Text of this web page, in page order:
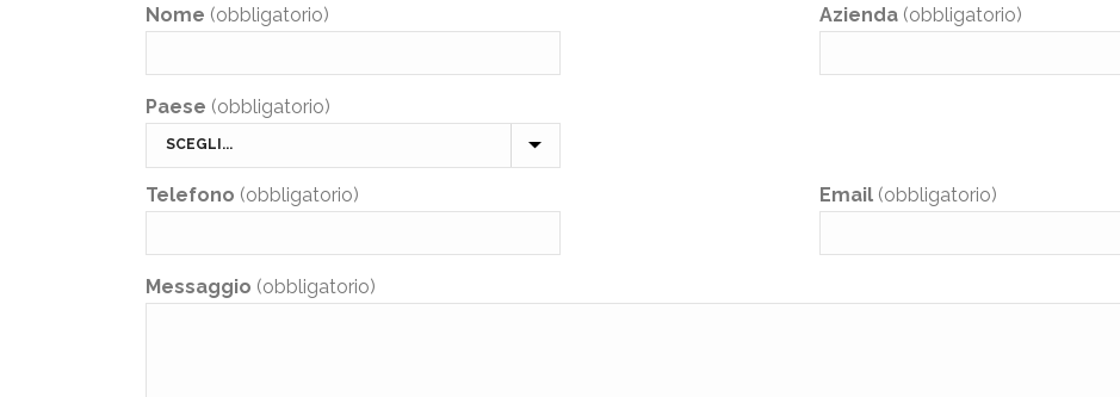
Nome (obbligatorio) Azienda (obbligatorio)
Paese (obbligatorio)
Telefono (obbligatorio) Email (obbligatorio)
Messaggio (obbligatorio)